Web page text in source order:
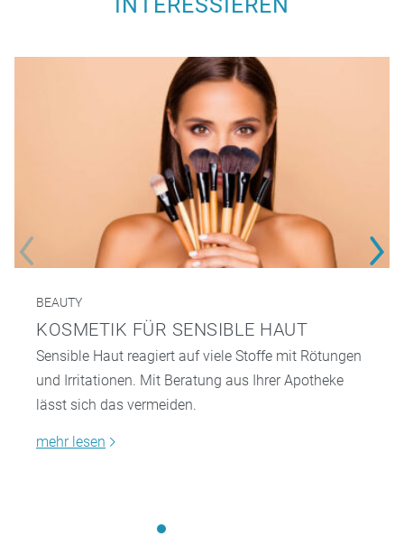
BEAUTY
KOSMETIK FÜR SENSIBLE HAUT
Sensible Haut reagiert auf viele Stoffe mit Rötungen
und Irritationen. Mit Beratung aus Ihrer Apotheke
lässt sich das vermeiden.
mehr lesen